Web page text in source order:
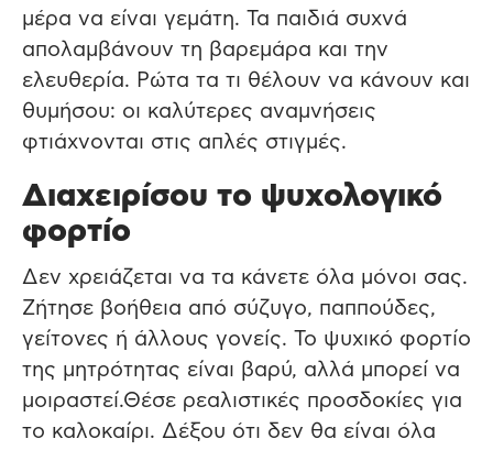
μέρα να είναι γεμάτη. Τα παιδιά συχνά
απολαμβάνουν τη βαρεμάρα και την
ελευθερία. Ρώτα τα τι θέλουν να κάνουν και
θυμήσου: οι καλύτερες αναμνήσεις
φτιάχνονται στις απλές στιγμές.
Διαχειρίσου το ψυχολογικό
φορτίο
Δεν χρειάζεται να τα κάνετε όλα μόνοι σας.
Ζήτησε βοήθεια από σύζυγο, παππούδες,
γείτονες ή άλλους γονείς. Το ψυχικό φορτίο
της μητρότητας είναι βαρύ, αλλά μπορεί να
μοιραστεί.Θέσε ρεαλιστικές προσδοκίες για
το καλοκαίρι. Δέξου ότι δεν θα είναι όλα